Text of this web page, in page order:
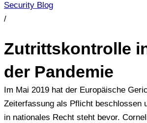
Security Blog
/
Zutrittskontrolle
der Pandemie
Im Mai 2019 hat der Europäische
Zeiterfassung als Pflicht beschlossen
in nationales Recht steht bevor.